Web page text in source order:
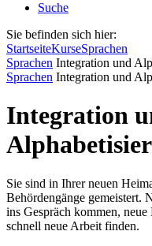
Suche
Sie befinden sich hier:
StartseiteKurseSprachen
Sprachen Integration und
Sprachen Integration und
Integration
Sie sind in Ihrer neuen
Behördengänge gemeistert.
ins Gespräch kommen,
schnell neue Arbeit finden.